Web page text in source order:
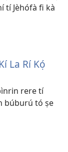
tí Jèhófà fi kà
La Rí Kọ́
rere tí
búburú tó ṣe